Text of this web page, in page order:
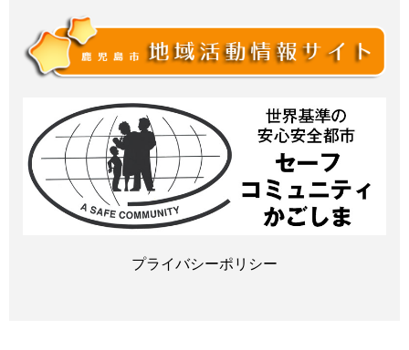
プライバシーポリシー